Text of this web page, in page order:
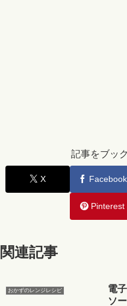
記事をブッ
X Facebook
Pinterest
関連記事
おかずのレンジレシピ
電
ソ